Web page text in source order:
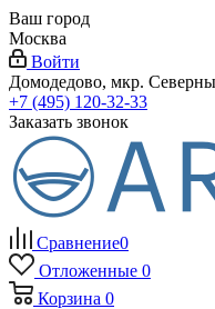
Ваш город
Москва
Войти
Домодедово, мкр.
+7 (495) 120-32-33
Заказать звонок
Сравнение0
Отложенные 0
Корзина 0